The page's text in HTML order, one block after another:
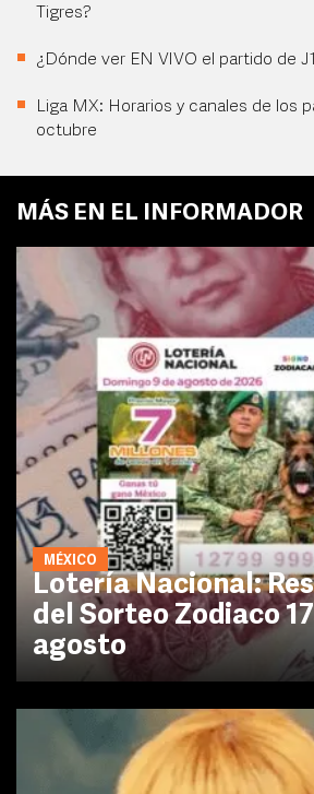
Tigres?
¿Dónde ver EN VIVO el partido de
Liga MX: Horarios y canales de los
octubre
MÁS EN EL INFORMADOR
MÉXICO
Lotería Nacional:
del Sorteo Zodiaco
agosto